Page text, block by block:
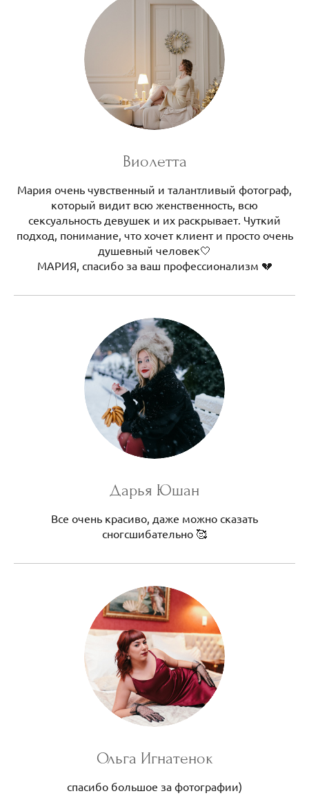
Виолетта
Мария очень чувственный и талантливый фотограф,
который видит всю женственность, всю
сексуальность девушек и их раскрывает. Чуткий
подход, понимание, что хочет клиент и просто очень
душевный человек🤍
МАРИЯ, спасибо за ваш профессионализм 💔
Дарья Юшан
Все очень красиво, даже можно сказать
сногсшибательно 🥰
Ольга Игнатенок
спасибо большое за фотографии)